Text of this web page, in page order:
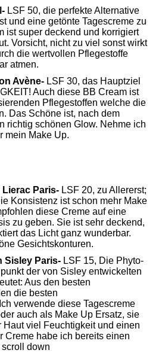
LSF 50, die perfekte Alternative
und eine getönte Tagescreme zu
ist super deckend und korrigiert
Vorsicht, nicht zu viel sonst wirkt
die wertvollen Pflegestoffe
atmen.
Avène- LSF 30, das Hauptziel
Auch diese BB Cream ist
Pflegestoffen welche die
Das Schöne ist, nach dem
richtig schönen Glow. Nehme ich
mein Make Up.
Paris- LSF 20, zu Allererst;
Konsistenz ist schon mehr Make
diese Creme auf eine
zu geben. Sie ist sehr deckend,
das Licht ganz wunderbar.
Gesichtskonturen.
Sisley Paris- LSF 15, Die Phyto-
der von Sisley entwickelten
Aus den besten
die besten
verwende diese Tagescreme
auch als Make Up Ersatz, sie
Haut viel Feuchtigkeit und einen
Creme habe ich bereits einen
down